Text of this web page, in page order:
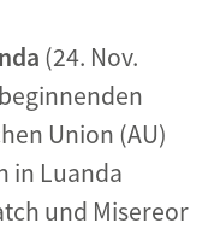
(24. Nov.
Union (AU)
in Luanda
und Misereor